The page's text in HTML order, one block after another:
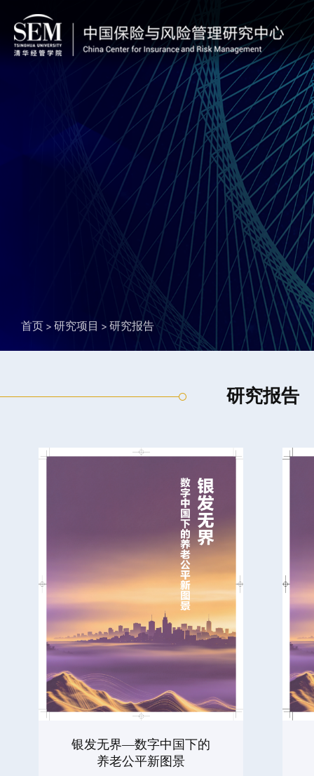
首页 研究项目 研究报告
研究报告
银发无界—数字中国下的
养老公平新图景